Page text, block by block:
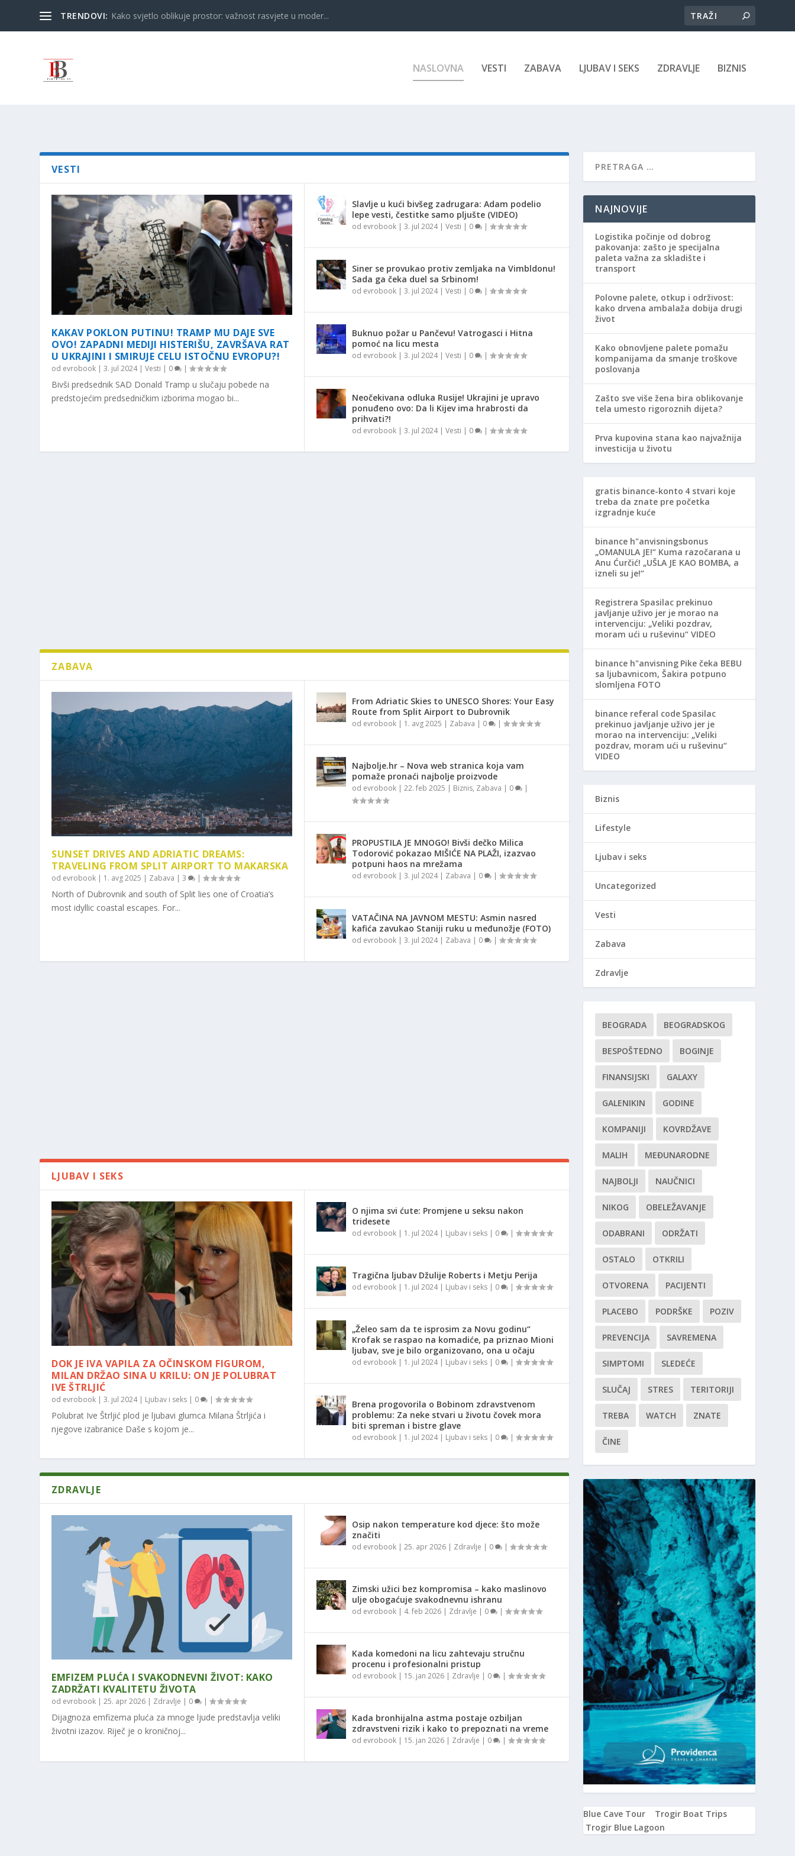
TRENDOVI: Kako svjetlo oblikuje prostor: važnost rasvjete u moder...
NASLOVNA VESTI ZABAVA LJUBAV I SEKS ZDRAVLJE BIZNIS
VESTI
KAKAV POKLON PUTINU! TRAMP MU DAJE SVE
OVO! ZAPADNI MEDIJI HISTERIŠU, ZAVRŠAVA RAT
U UKRAJINI I SMIRUJE CELU ISTOČNU EVROPU?!
od evrobook |3. jul 2024|Vesti | 0 |
Bivši predsednik SAD Donald Tramp u slučaju pobede na
predstojećim predsedničkim izborima mogao bi...
Slavlje u kući bivšeg zadrugara: Adam podelio
lepe vesti, čestitke samo pljušte (VIDEO)
od evrobook| 3. jul 2024| Vesti | 0 |
Siner se provukao protiv zemljaka na Vimbldonu!
Sada ga čeka duel sa Srbinom!
od evrobook| 3. jul 2024| Vesti | 0 |
Buknuo požar u Pančevu! Vatrogasci i Hitna
pomoć na licu mesta
od evrobook| 3. jul 2024| Vesti | 0 |
Neočekivana odluka Rusije! Ukrajini je upravo
ponuđeno ovo: Da li Kijev ima hrabrosti da
prihvati?!
od evrobook| 3. jul 2024| Vesti | 0 |
ZABAVA
SUNSET DRIVES AND ADRIATIC DREAMS:
TRAVELING FROM SPLIT AIRPORT TO MAKARSKA
od evrobook | 1. avg 2025 | Zabava |3 |
North of Dubrovnik and south of Split lies one of Croatia’s
most idyllic coastal escapes. For...
From Adriatic Skies to UNESCO Shores: Your Easy
Route from Split Airport to Dubrovnik
od evrobook| 1. avg 2025 | Zabava | 0 |
Najbolje.hr – Nova web stranica koja vam
pomaže pronaći najbolje proizvode
od evrobook| 22. feb 2025 | Biznis, Zabava | 0 |
PROPUSTILA JE MNOGO! Bivši dečko Milica
Todorović pokazao MIŠIĆE NA PLAŽI, izazvao
potpuni haos na mrežama
od evrobook| 3. jul 2024| Zabava | 0 |
VATAČINA NA JAVNOM MESTU: Asmin nasred
kafića zavukao Staniji ruku u međunožje (FOTO)
od evrobook| 3. jul 2024| Zabava | 0 |
LJUBAV I SEKS
DOK JE IVA VAPILA ZA OČINSKOM FIGUROM,
MILAN DRŽAO SINA U KRILU: ON JE POLUBRAT
IVE ŠTRLJIĆ
od evrobook |3. jul 2024| Ljubav i seks | 0 |
Polubrat Ive Štrljić plod je ljubavi glumca Milana Štrljića i
njegove izabranice Daše s kojom je...
O njima svi ćute: Promjene u seksu nakon
tridesete
od evrobook| 1. jul 2024| Ljubav i seks| 0 |
Tragična ljubav Džulije Roberts i Metju Perija
od evrobook| 1. jul 2024| Ljubav i seks| 0 |
„Želeo sam da te isprosim za Novu godinu“
Krofak se raspao na komadiće, pa priznao Mioni
ljubav, sve je bilo organizovano, ona u očaju
od evrobook| 1. jul 2024| Ljubav i seks| 0 |
Brena progovorila o Bobinom zdravstvenom
problemu: Za neke stvari u životu čovek mora
biti spreman i bistre glave
od evrobook| 1. jul 2024| Ljubav i seks| 0 |
ZDRAVLJE
EMFIZEM PLUĆA I SVAKODNEVNI ŽIVOT: KAKO
ZADRŽATI KVALITETU ŽIVOTA
od evrobook |25. apr 2026 | Zdravlje | 0 |
Dijagnoza emfizema pluća za mnoge ljude predstavlja veliki
životni izazov. Riječ je o kroničnoj...
Osip nakon temperature kod djece: što može
značiti
od evrobook| 25. apr 2026| Zdravlje | 0 |
Zimski užici bez kompromisa – kako maslinovo
ulje obogaćuje svakodnevnu ishranu
od evrobook| 4. feb 2026| Zdravlje | 0 |
Kada komedoni na licu zahtevaju stručnu
procenu i profesionalni pristup
od evrobook| 15. jan 2026| Zdravlje | 0 |
Kada bronhijalna astma postaje ozbiljan
zdravstveni rizik i kako to prepoznati na vreme
od evrobook| 15. jan 2026| Zdravlje | 0 |
NAJNOVIJE
Logistika počinje od dobrog
pakovanja: zašto je specijalna
paleta važna za skladište i
transport
Polovne palete, otkup i održivost:
kako drvena ambalaža dobija drugi
život
Kako obnovljene palete pomažu
kompanijama da smanje troškove
poslovanja
Zašto sve više žena bira oblikovanje
tela umesto rigoroznih dijeta?
Prva kupovina stana kao najvažnija
investicija u životu
gratis binance-konto 4 stvari koje
treba da znate pre početka
izgradnje kuće
binance h"anvisningsbonus
„OMANULA JE!“ Kuma razočarana u
Anu Ćurčić! „UŠLA JE KAO BOMBA, a
izneli su je!“
Registrera Spasilac prekinuo
javljanje uživo jer je morao na
intervenciju: „Veliki pozdrav,
moram ući u ruševinu“ VIDEO
binance h"anvisning Pike čeka BEBU
sa ljubavnicom, Šakira potpuno
slomljena FOTO
binance referal code Spasilac
prekinuo javljanje uživo jer je
morao na intervenciju: „Veliki
pozdrav, moram ući u ruševinu“
VIDEO
Biznis
Lifestyle
Ljubav i seks
Uncategorized
Vesti
Zabava
Zdravlje
BEOGRADA BEOGRADSKOG
BESPOŠTEDNO BOGINJE
FINANSIJSKI GALAXY
GALENIKIN GODINE
KOMPANIJI KOVRDŽAVE
MALIH MEĐUNARODNE
NAJBOLJI NAUČNICI
NIKOG OBELEŽAVANJE
ODABRANI ODRŽATI
OSTALO OTKRILI
OTVORENA PACIJENTI
PLACEBO PODRŠKE POZIV
PREVENCIJA SAVREMENA
SIMPTOMI SLEDEĆE
SLUČAJ STRES TERITORIJI
TREBA WATCH ZNATE
ČINE
Blue Cave Tour
Trogir Boat Trips
Trogir Blue Lagoon